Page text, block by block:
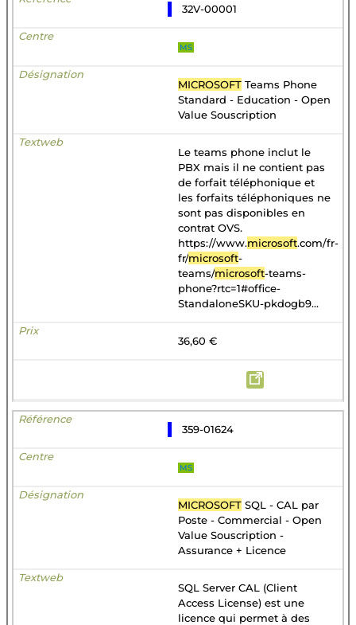
32V-00001
MS
MICROSOFT Teams Phone
Standard - Education - Open
Value Souscription
Le teams phone inclut le
PBX mais il ne contient pas
de forfait téléphonique et
les forfaits téléphoniques ne
sont pas disponibles en
contrat OVS.
https://www.microsoft.com/fr-
fr/microsoft-
teams/microsoft-teams-
phone?rtc=1#office-
StandaloneSKU-pkdogb9...
36,60 €
359-01624
MS
MICROSOFT SQL - CAL par
Poste - Commercial - Open
Value Souscription -
Assurance + Licence
SQL Server CAL (Client
Access License) est une
licence qui permet à des